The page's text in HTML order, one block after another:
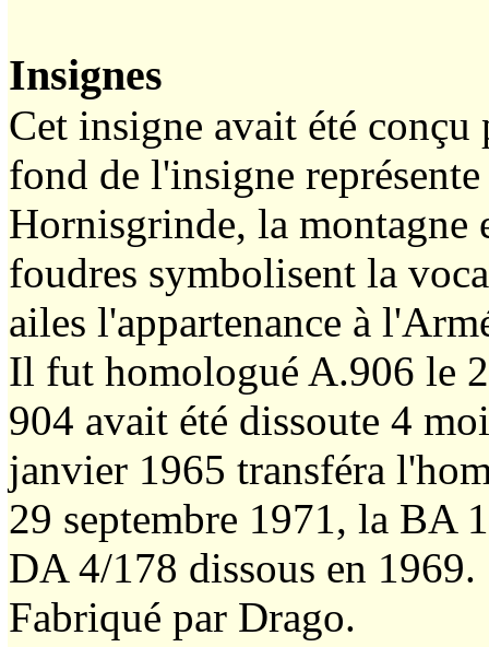
Insignes
Cet insigne avait été
fond de l'insigne
Hornisgrinde, la montagne
foudres symbolisent la
ailes l'appartenance à
Il fut homologué A.906 le
904 avait été dissoute 4
janvier 1965 transféra
29 septembre 1971, la BA
DA 4/178 dissous en 1969.
Fabriqué par Drago.